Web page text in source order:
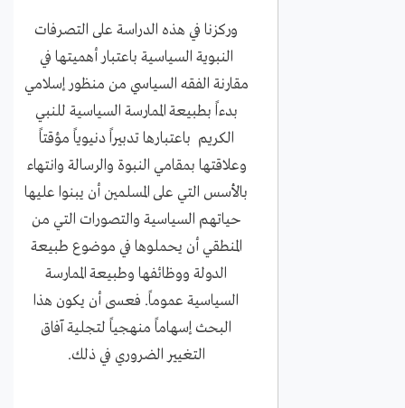
وركزنا في هذه الدراسة على التصرفات
النبوية السياسية باعتبار أهميتها في
مقارنة الفقه السياسي من منظور إسلامي
بدءاً بطبيعة الممارسة السياسية للنبي
الكريم باعتبارها تدبيراً دنيوياً مؤقتاً
وعلاقتها بمقامي النبوة والرسالة وانتهاء
بالأسس التي على المسلمين أن يبنوا عليها
حياتهم السياسية والتصورات التي من
المنطقي أن يحملوها في موضوع طبيعة
الدولة ووظائفها وطبيعة الممارسة
السياسية عموماً. فعسى أن يكون هذا
البحث إسهاماً منهجياً لتجلية آفاق
التغيير الضروري في ذلك.